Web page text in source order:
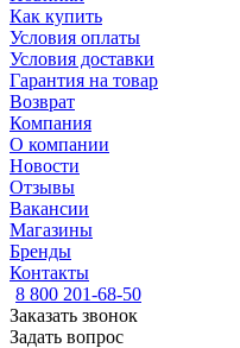
Как купить
Условия оплаты
Условия доставки
Гарантия на товар
Возврат
Компания
О компании
Новости
Отзывы
Вакансии
Магазины
Бренды
Контакты
8 800 201-68-50
Заказать звонок
Задать вопрос